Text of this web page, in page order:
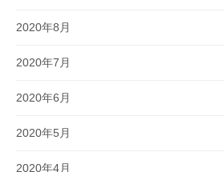
2020年8月
2020年7月
2020年6月
2020年5月
2020年4月